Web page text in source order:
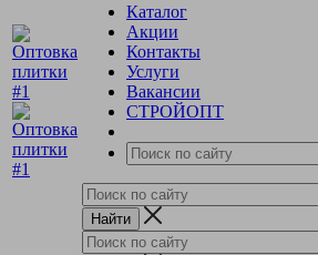
Каталог
Акции
Контакты
Услуги
Вакансии
СТРОЙОПТ